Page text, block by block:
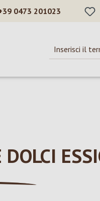
0473 201023